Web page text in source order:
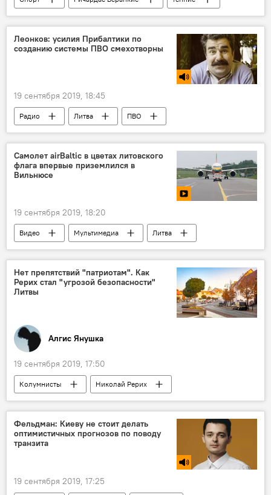
Литва
Леонков: усилия Прибалтики по
созданию системы ПВО смехотворны
19 сентября 2019, 18:45
Радио Литва
ПВО
система ПВО
Латвия Эстония
Самолет airBaltic в цветах литовского
флага впервые приземлился в
Вильнюсе
19 сентября 2019, 18:20
Видео Мультимедиа
Литва
Вильнюс
Вильнюсский аэропорт
airBaltic
Нет препятствий "патриотам". Как
Рерих стал "угрозой безопасности"
Литвы
Алгис Янушка
19 сентября 2019, 17:50
Колумнисты
Николай Рерих
Литва
история история Литвы
Фельдман: Киеву не стоит делать
оптимистичных прогнозов по поводу
транзита
19 сентября 2019, 17:25